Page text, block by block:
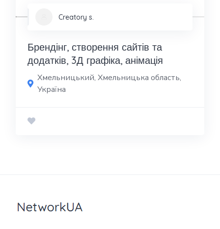
Creatory s.
Брендінг, створення сайтів та
додатків, 3Д графіка, анімація
Хмельницький, Хмельницька область,
Україна